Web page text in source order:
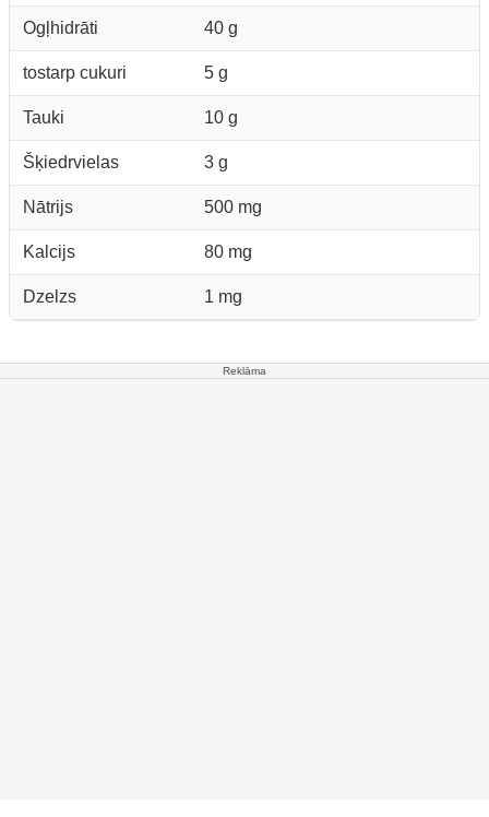
Ogļhidrāti 40 g
tostarp cukuri 5 g
Tauki 10 g
Šķiedrvielas 3 g
Nātrijs 500 mg
Kalcijs 80 mg
Dzelzs 1 mg
Reklāma